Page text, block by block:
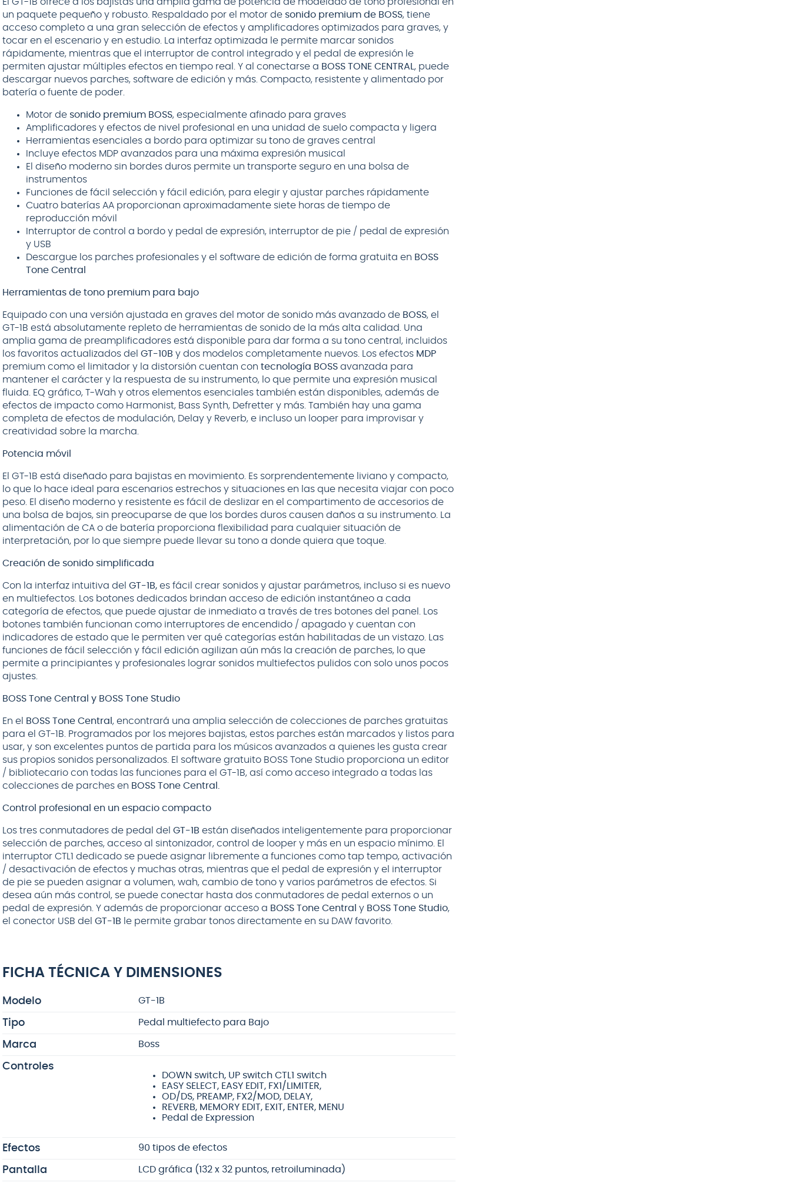
un paquete pequeño y robusto. Respaldado por el motor de sonido premium de BOSS, tiene
acceso completo a una gran selección de efectos y amplificadores optimizados para graves, y
tocar en el escenario y en estudio. La interfaz optimizada le permite marcar sonidos
rápidamente, mientras que el interruptor de control integrado y el pedal de expresión le
permiten ajustar múltiples efectos en tiempo real. Y al conectarse a BOSS TONE CENTRAL , puede
descargar nuevos parches, software de edición y más. Compacto, resistente y alimentado por
batería o fuente de poder.
Motor de sonido premium BOSS, especialmente afinado para graves
Amplificadores y efectos de nivel profesional en una unidad de suelo compacta y ligera
Herramientas esenciales a bordo para optimizar su tono de graves central
Incluye efectos MDP avanzados para una máxima expresión musical
El diseño moderno sin bordes duros permite un transporte seguro en una bolsa de
instrumentos
Funciones de fácil selección y fácil edición, para elegir y ajustar parches rápidamente
Cuatro baterías AA proporcionan aproximadamente siete horas de tiempo de
reproducción móvil
Interruptor de control a bordo y pedal de expresión, interruptor de pie / pedal de expresión
y USB
Descargue los parches profesionales y el software de edición de forma gratuita en BOSS
Tone Central
Herramientas de tono premium para bajo
Equipado con una versión ajustada en graves del motor de sonido más avanzado de BOSS, el
GT-1B está absolutamente repleto de herramientas de sonido de la más alta calidad. Una
amplia gama de preamplificadores está disponible para dar forma a su tono central, incluidos
los favoritos actualizados del GT-10B y dos modelos completamente nuevos. Los efectos MDP
premium como el limitador y la distorsión cuentan con tecnología BOSS avanzada para
mantener el carácter y la respuesta de su instrumento, lo que permite una expresión musical
fluida. EQ gráfico, T-Wah y otros elementos esenciales también están disponibles, además de
efectos de impacto como Harmonist, Bass Synth, Defretter y más. También hay una gama
completa de efectos de modulación, Delay y Reverb, e incluso un looper para improvisar y
creatividad sobre la marcha.
Potencia móvil
El GT-1B está diseñado para bajistas en movimiento. Es sorprendentemente liviano y compacto,
lo que lo hace ideal para escenarios estrechos y situaciones en las que necesita viajar con poco
peso. El diseño moderno y resistente es fácil de deslizar en el compartimento de accesorios de
una bolsa de bajos, sin preocuparse de que los bordes duros causen daños a su instrumento. La
alimentación de CA o de batería proporciona flexibilidad para cualquier situación de
interpretación, por lo que siempre puede llevar su tono a donde quiera que toque.
Creación de sonido simplificada
Con la interfaz intuitiva del GT-1B, es fácil crear sonidos y ajustar parámetros, incluso si es nuevo
en multiefectos. Los botones dedicados brindan acceso de edición instantáneo a cada
categoría de efectos, que puede ajustar de inmediato a través de tres botones del panel. Los
botones también funcionan como interruptores de encendido / apagado y cuentan con
indicadores de estado que le permiten ver qué categorías están habilitadas de un vistazo. Las
funciones de fácil selección y fácil edición agilizan aún más la creación de parches, lo que
permite a principiantes y profesionales lograr sonidos multiefectos pulidos con solo unos pocos
ajustes.
BOSS Tone Central y BOSS Tone Studio
En el BOSS Tone Central , encontrará una amplia selección de colecciones de parches gratuitas
para el GT-1B. Programados por los mejores bajistas, estos parches están marcados y listos para
usar, y son excelentes puntos de partida para los músicos avanzados a quienes les gusta crear
sus propios sonidos personalizados. El software gratuito BOSS Tone Studio proporciona un editor
/ bibliotecario con todas las funciones para el GT-1B, así como acceso integrado a todas las
colecciones de parches en BOSS Tone Central.
Control profesional en un espacio compacto
Los tres conmutadores de pedal del GT-1B están diseñados inteligentemente para proporcionar
selección de parches, acceso al sintonizador, control de looper y más en un espacio mínimo. El
interruptor CTL1 dedicado se puede asignar libremente a funciones como tap tempo, activación
/ desactivación de efectos y muchas otras, mientras que el pedal de expresión y el interruptor
de pie se pueden asignar a volumen, wah, cambio de tono y varios parámetros de efectos. Si
desea aún más control, se puede conectar hasta dos conmutadores de pedal externos o un
pedal de expresión. Y además de proporcionar acceso a BOSS Tone Central y BOSS Tone Studio,
el conector USB del GT-1B le permite grabar tonos directamente en su DAW favorito.
FICHA TÉCNICA Y DIMENSIONES
Modelo GT-1B
Tipo Pedal multiefecto para Bajo
Marca Boss
Controles
DOWN switch, UP switch CTL1 switch
EASY SELECT, EASY EDIT, FX1/LIMITER,
OD/DS, PREAMP, FX2/MOD, DELAY,
REVERB, MEMORY EDIT, EXIT, ENTER, MENU
Pedal de Expression
Efectos 90 tipos de efectos
Pantalla LCD gráfica (132 x 32 puntos, retroiluminada)